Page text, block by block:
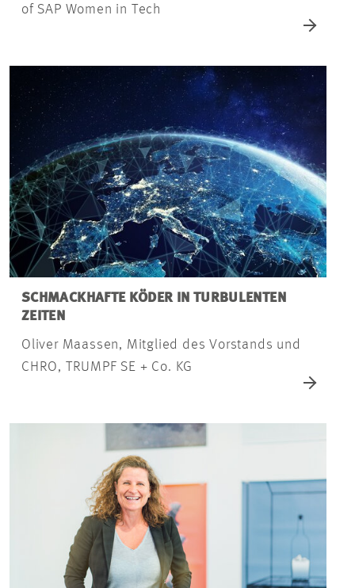
of SAP Women in Tech
SCHMACKHAFTE KÖDER IN TURBULENTEN
ZEITEN
Oliver Maassen, Mitglied des Vorstands und
CHRO, TRUMPF SE + Co. KG